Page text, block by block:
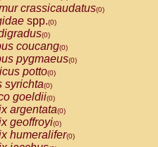
crassicaudatus(0)
spp.(0)
(0)
coucang(0)
pygmaeus(0)
potto(0)
syrichta(0)
goeldii(0)
argentata(0)
geoffroyi(0)
humeralifer(0)